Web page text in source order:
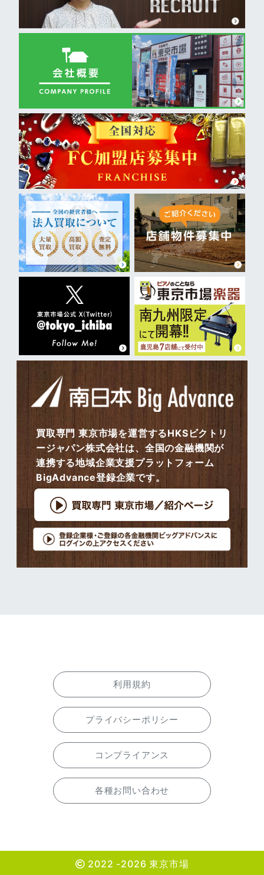
買取専門 東京市場を運営するHKSビクトリ
ージャパン株式会社は、全国の金融機関が
連携する地域企業支援プラットフォーム
BigAdvance登録企業です。
利用規約
プライバシーポリシー
コンプライアンス
各種お問い合わせ
2022 -2026 東京市場